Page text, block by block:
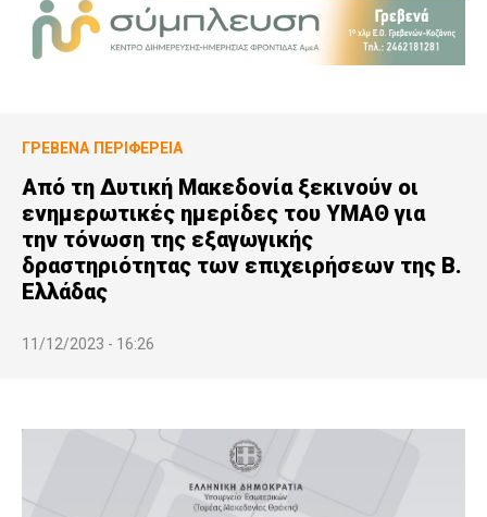
ΓΡΕΒΕΝΆ ΠΕΡΙΦΈΡΕΙΑ
Από τη Δυτική Μακεδονία ξεκινούν οι
ενημερωτικές ημερίδες του ΥΜΑΘ για
την τόνωση της εξαγωγικής
δραστηριότητας των επιχειρήσεων της Β.
Ελλάδας
11/12/2023 - 16:26